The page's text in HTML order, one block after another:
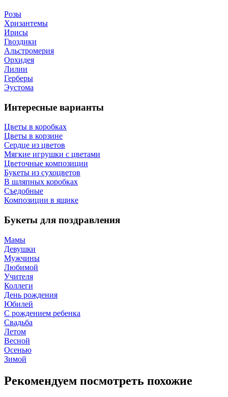
Розы
Хризантемы
Ирисы
Гвоздики
Альстромерия
Орхидея
Лилии
Герберы
Эустома
Интересные варианты
Цветы в коробках
Цветы в корзине
Сердце из цветов
Мягкие игрушки с цветами
Цветочные композиции
Букеты из сухоцветов
В шляпных коробках
Съедобные
Композиции в ящике
Букеты для поздравления
Мамы
Девушки
Мужчины
Любимой
Учителя
Коллеги
День рождения
Юбилей
С рождением ребенка
Свадьба
Летом
Весной
Осенью
Зимой
Рекомендуем посмотреть похожие